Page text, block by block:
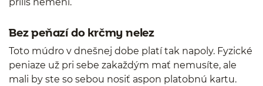
Bez peňazí do krčmy nelez
Toto múdro v dnešnej dobe platí tak napoly. Fyzické
peniaze už pri sebe zakaždým mať nemusíte, ale
mali by ste so sebou nosiť aspon platobnú kartu.